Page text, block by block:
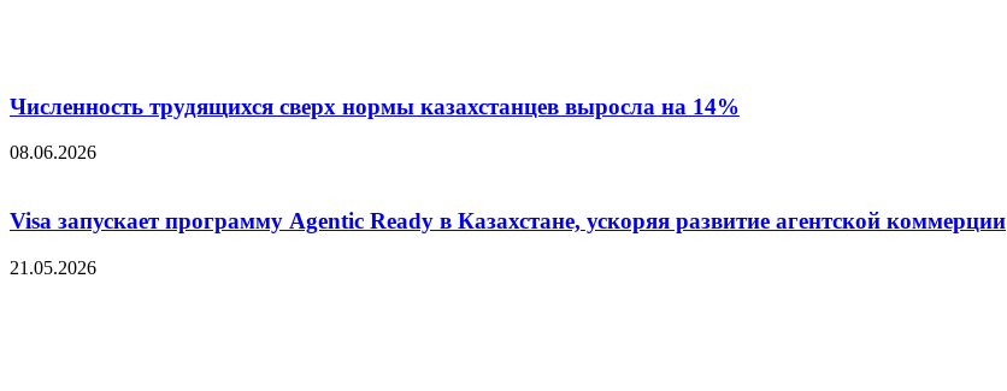
Численность трудящихся сверх нормы казахстанцев выросла на 14%
08.06.2026
Visa запускает программу Agentic Ready в Казахстане, ускоряя развитие агентской коммерции
21.05.2026